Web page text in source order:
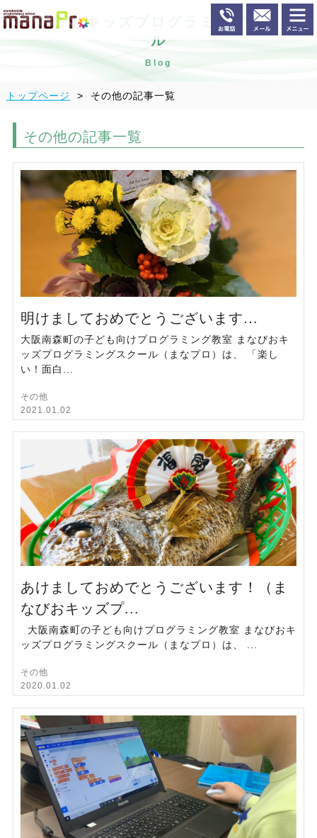
まなびおキッズプログラミングスクー
ル
Blog
トップページ その他の記事一覧
その他の記事一覧
明けましておめでとうございます...
大阪南森町の子ども向けプログラミング教室 まなびおキ
ッズプログラミングスクール（まなプロ）は、 「楽し
い！面白...
その他
2021.01.02
あけましておめでとうございます！（ま
なびおキッズプ...
大阪南森町の子ども向けプログラミング教室 まなびおキ
ッズプログラミングスクール（まなプロ）は、 ...
その他
2020.01.02